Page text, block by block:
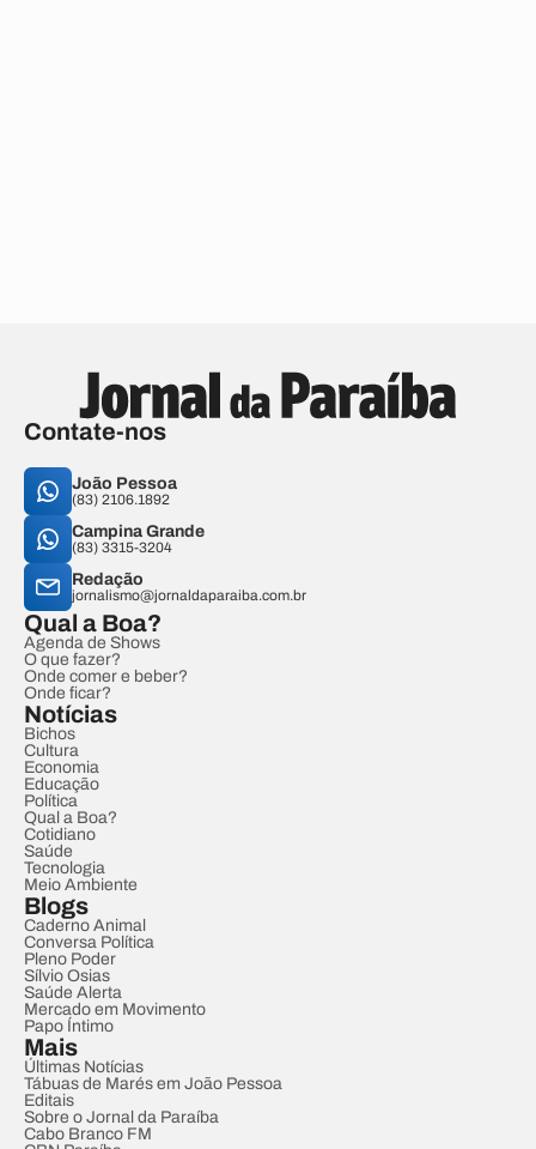
Contate-nos
João Pessoa
(83) 2106.1892
Campina Grande
(83) 3315-3204
Redação
jornalismo@jornaldaparaiba.com.br
Qual a Boa?
Agenda de Shows
O que fazer?
Onde comer e beber?
Onde ficar?
Notícias
Bichos
Cultura
Economia
Educação
Política
Qual a Boa?
Cotidiano
Saúde
Tecnologia
Meio Ambiente
Blogs
Caderno Animal
Conversa Política
Pleno Poder
Sílvio Osias
Saúde Alerta
Mercado em Movimento
Papo Íntimo
Mais
Últimas Notícias
Tábuas de Marés em João Pessoa
Editais
Sobre o Jornal da Paraíba
Cabo Branco FM